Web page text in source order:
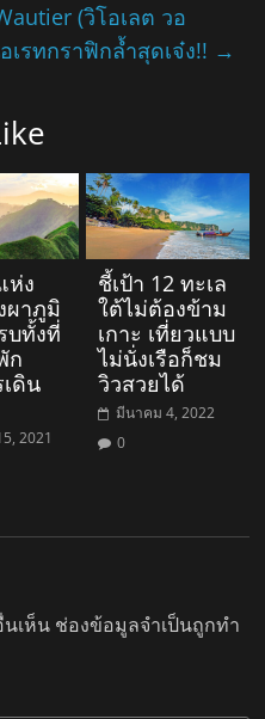
(วิโอเลต วอ
เรทกราฟิกล้ำสุดเจ๋ง!! →
ห่ง
ผาภูมิ
บทั้งที่
ก
ดิน
2021
ชี้เป้า 12 ทะเล
ใต้ไม่ต้องข้าม
เกาะ เที่ยวแบบ
ไม่นั่งเรือก็ชม
วิวสวยได้
มีนาคม 4, 2022
0
เห็น ช่องข้อมูลจำเป็นถูกทำ